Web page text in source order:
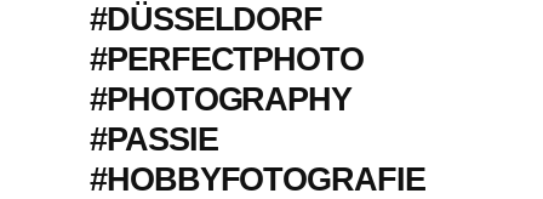
#DÜSSELDORF
#PERFECTPHOTO
#PHOTOGRAPHY
#PASSIE
#HOBBYFOTOGRAFIE